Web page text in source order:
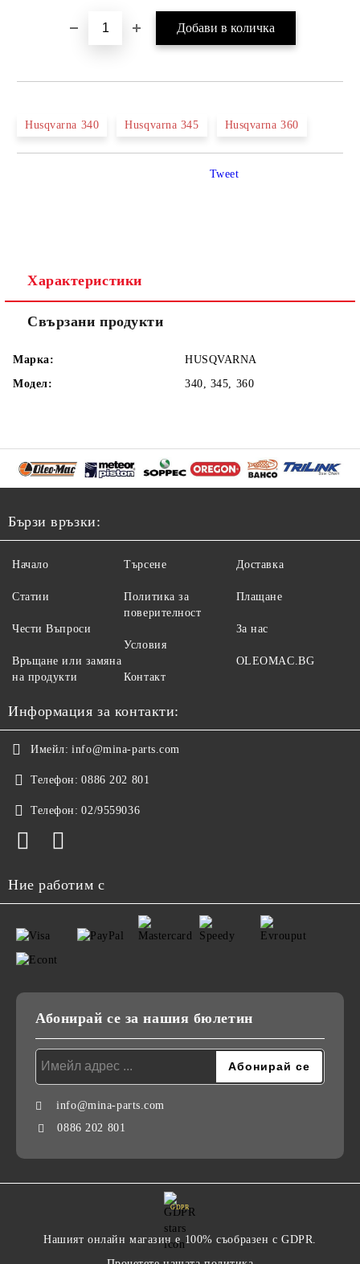
Husqvarna 340 Husqvarna 345 Husqvarna 360
Tweet
Характеристики
Свързани продукти
Марка:
HUSQVARNA
Модел:
340, 345, 360
Бързи връзки:
Начало
Статии
Чести Въпроси
Връщане или замяна
на продукти
Търсене
Политика за
поверителност
Условия
Контакт
Доставка
Плащане
За нас
OLEOMAC.BG
Информация за контакти:
Имейл: info@mina-parts.com
Телефон: 0886 202 801
Телефон: 02/9559036
Ние работим с
Абонирай се за нашия бюлетин
info@mina-parts.com
0886 202 801
GDPR
Нашият онлайн магазин е 100% съобразен с GDPR.